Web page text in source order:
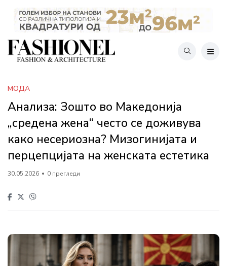
МОДА
Анализа: Зошто во Македонија
„средена жена“ често се доживува
како несериозна? Мизогинијата и
перцепцијата на женската естетика
30.05.2026 0 прегледи